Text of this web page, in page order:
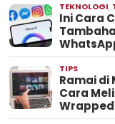
TEKNOLOGI,
Ini Cara
TIPS
Ramai di
Cara
Wrapped